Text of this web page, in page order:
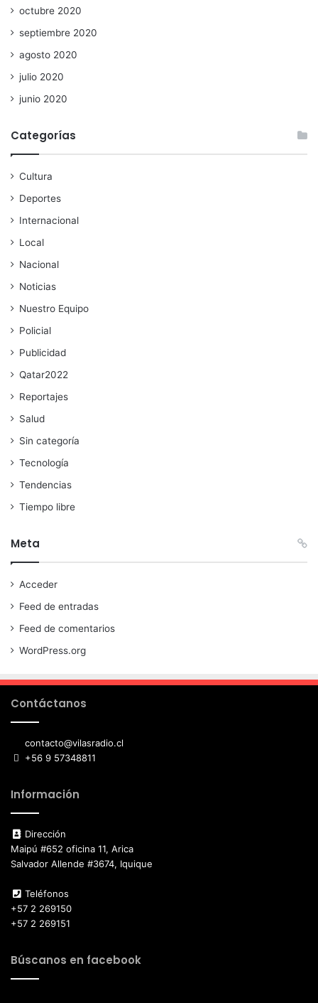
octubre 2020
septiembre 2020
agosto 2020
julio 2020
junio 2020
Categorías
Cultura
Deportes
Internacional
Local
Nacional
Noticias
Nuestro Equipo
Policial
Publicidad
Qatar2022
Reportajes
Salud
Sin categoría
Tecnología
Tendencias
Tiempo libre
Meta
Acceder
Feed de entradas
Feed de comentarios
WordPress.org
Contáctanos
contacto@vilasradio.cl
+56 9 57348811
Información
Dirección
Maipú #652 oficina 11, Arica
Salvador Allende #3674, Iquique
Teléfonos
+57 2 269150
+57 2 269151
Búscanos en facebook